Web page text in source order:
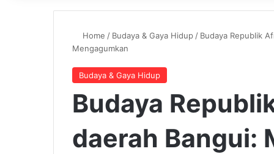
Home / Budaya & Gaya Hidup / Budaya Republik
Mengagumkan
Budaya & Gaya Hidup
Budaya
daerah Bangui: